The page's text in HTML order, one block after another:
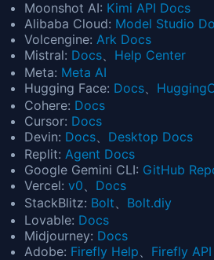
Moonshot AI: Kimi API Docs
Alibaba Cloud: Model Studio
Volcengine:Ark Docs
Mistral: Docs、 Help Center
Meta: Meta AI
Hugging Face: Docs、
Cohere: Docs
Cursor: Docs
Devin: Docs、 Desktop Docs
Replit:Agent Docs
Google Gemini CLI: GitHub
Vercel:v0、 Docs
StackBlitz: Bolt、 Bolt.diy
Lovable: Docs
Midjourney: Docs
Adobe: Firefly Help、 Firefly API